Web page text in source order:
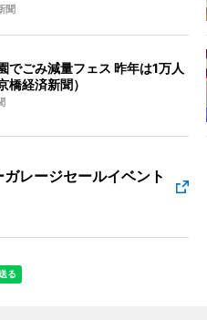
聞
でごみ減量フェス 昨年は1万人
橋経済新聞）
レージセールイベント